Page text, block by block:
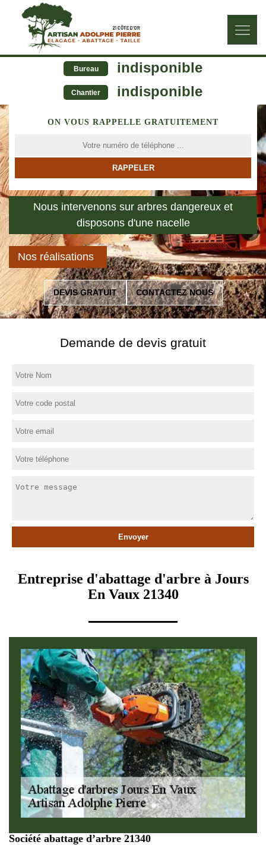
Bureau indisponible
Chantier indisponible
ON VOUS RAPPELLE GRATUITEMENT
Nous intervenons sur arbres dangereux et
disposons d'une nacelle
Nos réalisations
DEVIS GRATUIT CONTACTEZ NOUS
Demande de devis gratuit
Entreprise d'abattage d'arbre à Jours
En Vaux 21340
Société abattage d’arbre 21340